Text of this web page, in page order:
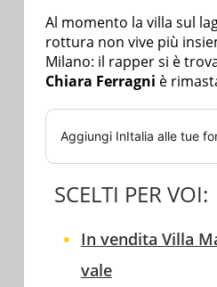
Al momento la villa sul
rottura non vive più
Milano: il rapper si è
Chiara Ferragni è
Aggiungi InItalia alle tue
SCELTI PER VOI:
In vendita Villa
vale